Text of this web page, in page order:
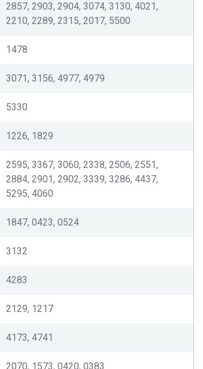
2857, 2903, 2904, 3074, 3130, 4021,
2210, 2289, 2315, 2017, 5500
1478
3071, 3156, 4977, 4979
5330
1226, 1829
2595, 3367, 3060, 2338, 2506, 2551,
2884, 2901, 2902, 3339, 3286, 4437,
5295, 4060
1847, 0423, 0524
3132
4283
2129, 1217
4173, 4741
2070, 1573, 0420, 0383